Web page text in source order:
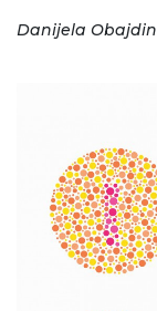
Danijela Obajdin